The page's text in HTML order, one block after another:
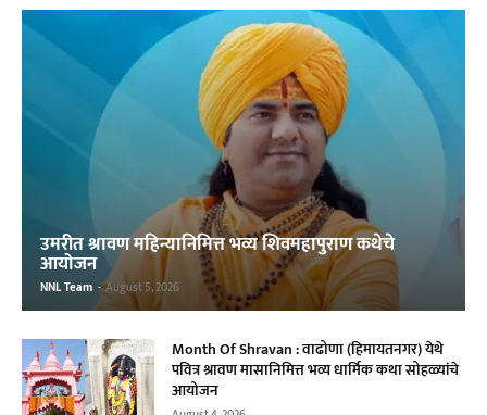
उमरीत श्रावण महिन्यानिमित्त भव्य शिवमहापुराण कथेचे
आयोजन
NNL Team - August 5, 2026
Month Of Shravan : वाढोणा (हिमायतनगर) येथे
पवित्र श्रावण मासानिमित्त भव्य धार्मिक कथा सोहळ्यांचे
आयोजन